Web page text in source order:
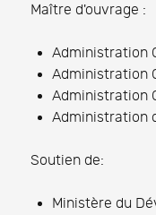
Maître d'ouvrage :
Administration
Administration
Administration
Administration
Soutien de:
Ministère du